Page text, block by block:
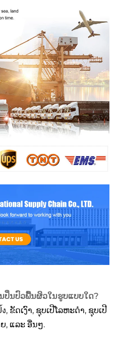
ປິ່ນປົວພື້ນຜິວໃນຮູບແບບໃດ?
ຂັດເງົາ, ຊຸບເປີໂລຫະດຳ, ຊຸບເປີ
, ແລະ ອື່ນໆ.